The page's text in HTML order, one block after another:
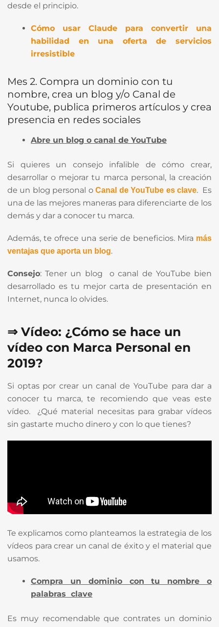
desde el principio.
Cómo usar Claude para convertir una
habilidad en una oferta de servicios
irresistible
Mes 2. Compra un dominio con tu
nombre, crea un blog y/o Canal de
Youtube, publica primeros artículos y crea
presencia en redes sociales
Abre un blog o canal de YouTube
Si quieres un consejo infalible de cómo crear,
desarrollar o mejorar tu marca personal, la creación
de un blog personal oCanal de YouTube es clave. Es
una de las mejores maneras para diferenciarte de los
demás y dar a conocer tu marca.
Además, te ofrece una serie de beneficios. Mira más
ventajas que aporta un blog.
Consejo: Tener un blog o canal de YouTube bien
desarrollado es tu mejor carta de presentación en
Internet, nunca lo olvides.
⇒ Vídeo: ¿Cómo se hace un
vídeo con Marca Personal en
2019?
Si optas por crear un canal de YouTube para dar a
conocer tu marca, te recomiendo que veas este
vídeo. ¿Qué material necesitas para grabar vídeos
sin gastarte mucho dinero y con lo que tienes?
Te explicamos como planteamos la estrategia de los
vídeos para crear un canal de éxito y el material que
usamos.
Compra un dominio con tu nombre o
palabras clave
Es muy recomendable que contrates un dominio